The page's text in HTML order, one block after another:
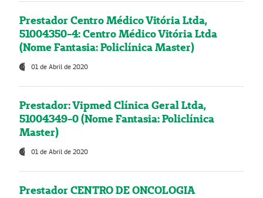
Prestador Centro Médico Vitória Ltda,
51004350-4: Centro Médico Vitória Ltda
(Nome Fantasia: Policlínica Master)
01 de Abril de 2020
Prestador: Vipmed Clínica Geral Ltda,
51004349-0 (Nome Fantasia: Policlínica
Master)
01 de Abril de 2020
Prestador CENTRO DE ONCOLOGIA